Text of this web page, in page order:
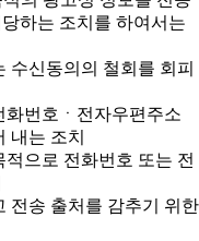
하는 조치를 하여서는
수신동의의 철회를 회피
화번호ㆍ전자우편주소
내는 조치
으로 전화번호 또는 전
전송 출처를 감추기 위한